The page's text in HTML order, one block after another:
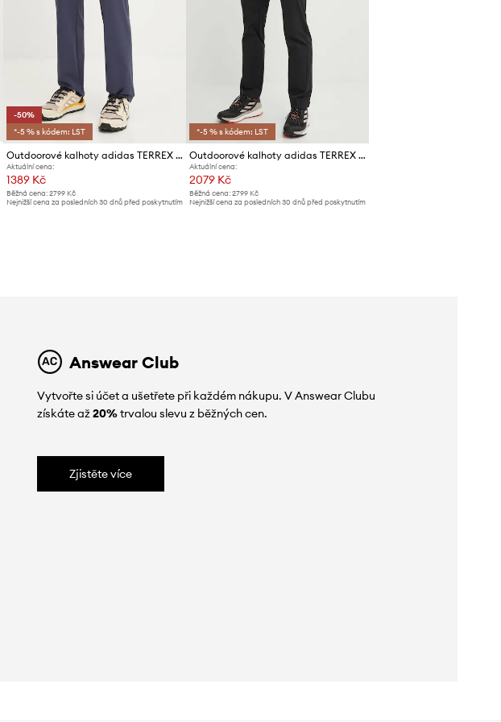
-50%
*-5 % s kódem: LST
Outdoorové kalhoty adidas TERREX Xperior
Aktuální cena:
1389 Kč
Běžná cena: 2799 Kč
Nejnižší cena za posledních 30 dnů před poskytnutím
*-5 % s kódem: LST
Outdoorové kalhoty adidas TERREX Xperior
Aktuální cena:
2079 Kč
Běžná cena:2799 Kč
Nejnižší cena za posledních 30 dnů před poskytnutím
Answear Club
Vytvořte si účet a ušetřete při každém nákupu. V Answear Clubu
získáte až20%trvalou slevu z běžných cen.
Zjistěte více